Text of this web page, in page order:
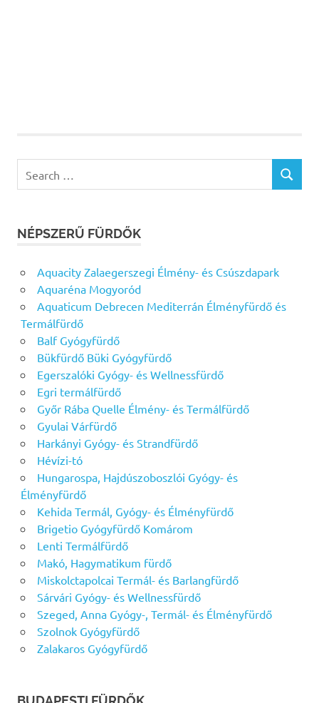
for:
SEARCH
NÉPSZERŰ FÜRDŐK
Aquacity Zalaegerszegi Élmény- és Csúszdapark
Aquaréna Mogyoród
Aquaticum Debrecen Mediterrán Élményfürdő és
Termálfürdő
Balf Gyógyfürdő
Bükfürdő Büki Gyógyfürdő
Egerszalóki Gyógy- és Wellnessfürdő
Egri termálfürdő
Győr Rába Quelle Élmény- és Termálfürdő
Gyulai Várfürdő
Harkányi Gyógy- és Strandfürdő
Hévízi-tó
Hungarospa, Hajdúszoboszlói Gyógy- és
Élményfürdő
Kehida Termál, Gyógy- és Élményfürdő
Brigetio Gyógyfürdő Komárom
Lenti Termálfürdő
Makó, Hagymatikum fürdő
Miskolctapolcai Termál- és Barlangfürdő
Sárvári Gyógy- és Wellnessfürdő
Szeged, Anna Gyógy-, Termál- és Élményfürdő
Szolnok Gyógyfürdő
Zalakaros Gyógyfürdő